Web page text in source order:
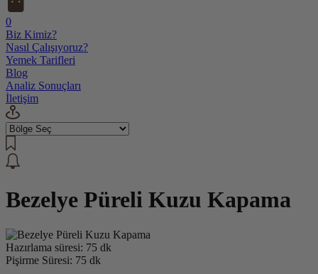
0
Biz Kimiz?
Nasıl Çalışıyoruz?
Yemek Tarifleri
Blog
Analiz Sonuçları
İletişim
Bezelye Püreli Kuzu Kapama
Hazırlama süresi: 75 dk
Pişirme Süresi: 75 dk